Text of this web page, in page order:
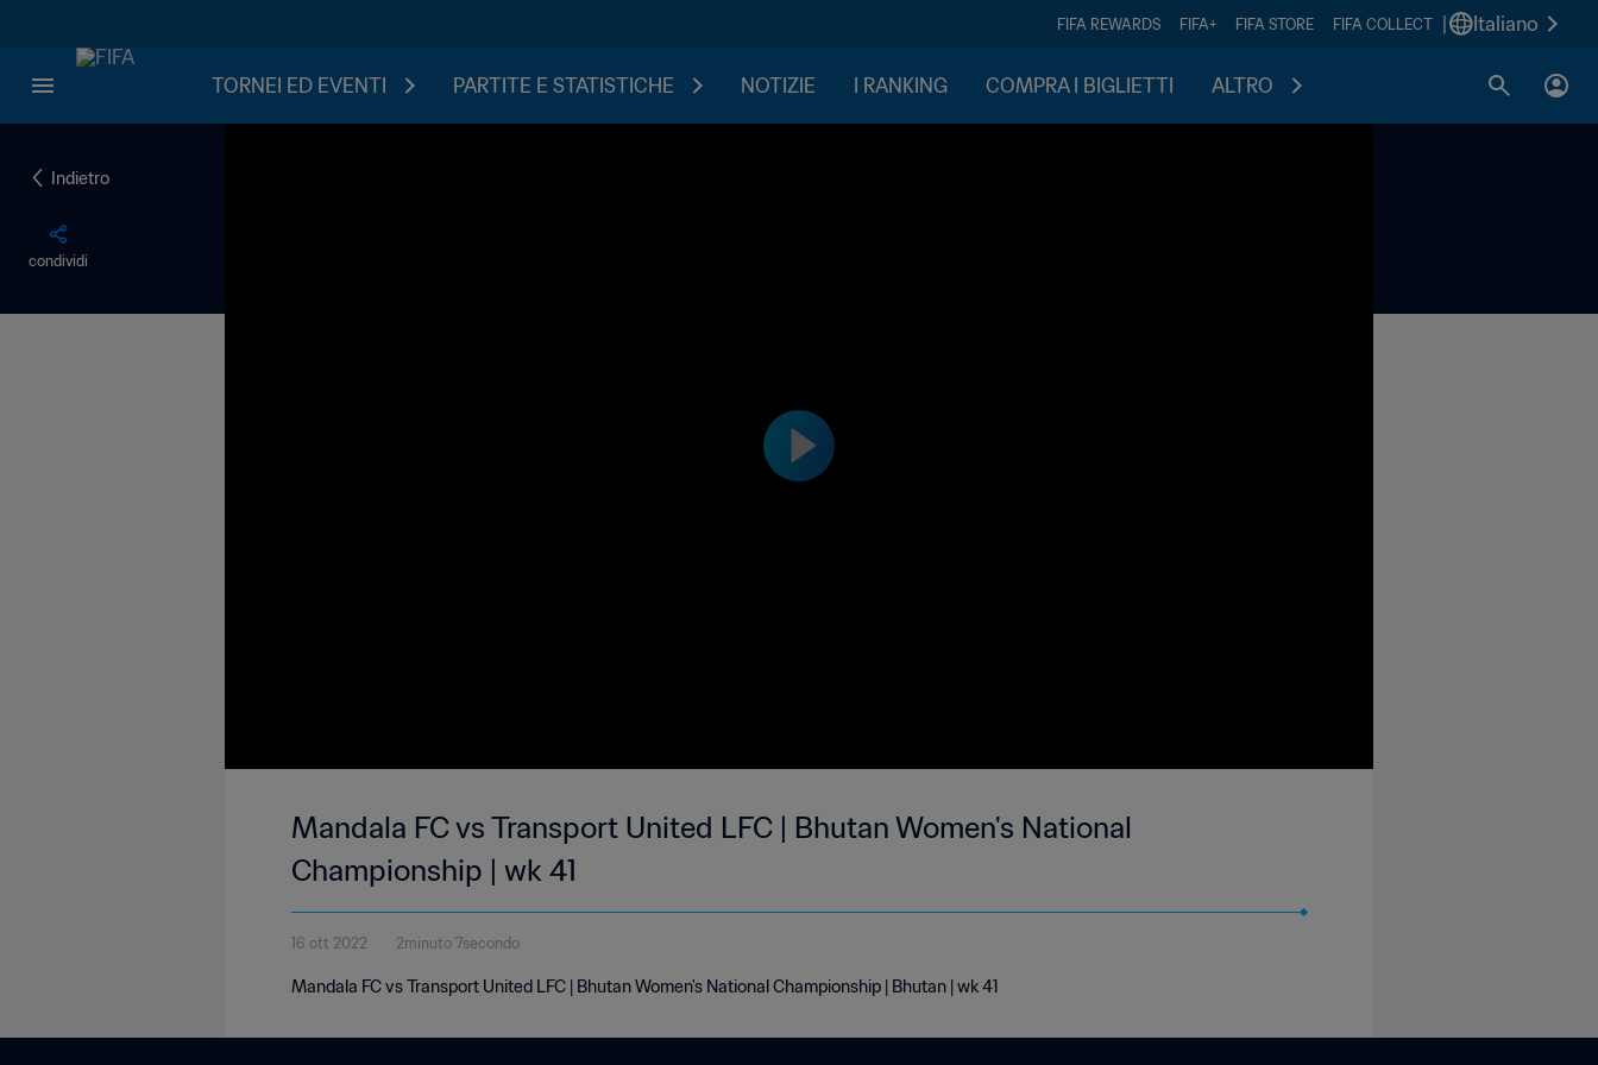
FIFA REWARDS FIFA+ FIFA STORE FIFA COLLECT Italiano
TORNEI ED EVENTI PARTITE E STATISTICHE NOTIZIE I RANKING COMPRA I BIGLIETTI ALTRO
Indietro
condividi
Mandala FC vs Transport United LFC | Bhutan Women's National
Championship | wk 41
16 ott 2022 2minuto 7secondo
Mandala FC vs Transport United LFC | Bhutan Women's National Championship | Bhutan | wk 41